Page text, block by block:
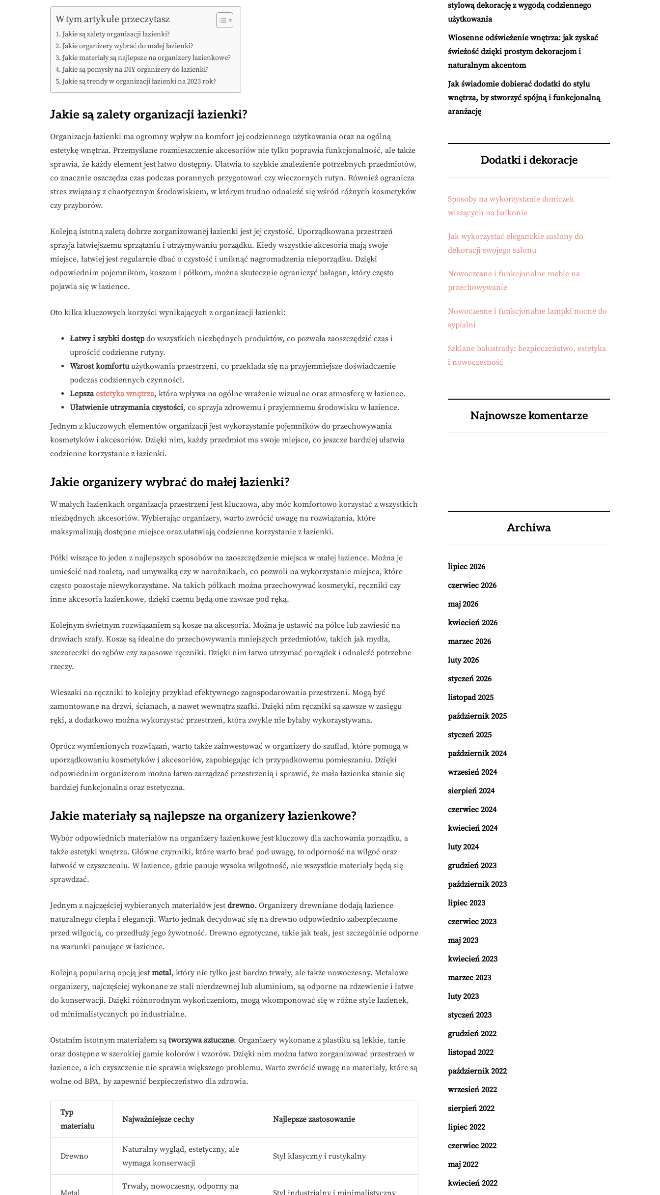
W tym artykule przeczytasz
Jakie są zalety organizacji łazienki?
Jakie organizery wybrać do małej łazienki?
Jakie materiały są najlepsze na organizery łazienkowe?
Jakie są pomysły na DIY organizery do łazienki?
Jakie są trendy w organizacji łazienki na 2023 rok?
Jakie są zalety organizacji łazienki?
Organizacja łazienki ma ogromny wpływ na komfort jej codziennego użytkowania oraz na ogólną
estetykę wnętrza. Przemyślane rozmieszczenie akcesoriów nie tylko poprawia funkcjonalność, ale także
sprawia, że każdy element jest łatwo dostępny. Ułatwia to szybkie znalezienie potrzebnych przedmiotów,
co znacznie oszczędza czas podczas porannych przygotowań czy wieczornych rutyn. Również ogranicza
stres związany z chaotycznym środowiskiem, w którym trudno odnaleźć się wśród różnych kosmetyków
czy przyborów.
Kolejną istotną zaletą dobrze zorganizowanej łazienki jest jej czystość. Uporządkowana przestrzeń
sprzyja łatwiejszemu sprzątaniu i utrzymywaniu porządku. Kiedy wszystkie akcesoria mają swoje
miejsce, łatwiej jest regularnie dbać o czystość i uniknąć nagromadzenia nieporządku. Dzięki
odpowiednim pojemnikom, koszom i półkom, można skutecznie ograniczyć bałagan, który często
pojawia się w łazience.
Oto kilka kluczowych korzyści wynikających z organizacji łazienki:
Łatwy i szybki dostępdo wszystkich niezbędnych produktów, co pozwala zaoszczędzić czas i
uprościć codzienne rutyny.
Wzrost komfortuużytkowania przestrzeni, co przekłada się na przyjemniejsze doświadczenie
podczas codziennych czynności.
Lepszaestetyka wnętrza, która wpływa na ogólne wrażenie wizualne oraz atmosferę w łazience.
Ułatwienie utrzymania czystości, co sprzyja zdrowemu i przyjemnemu środowisku w łazience.
Jednym z kluczowych elementów organizacji jest wykorzystanie pojemników do przechowywania
kosmetyków i akcesoriów. Dzięki nim, każdy przedmiot ma swoje miejsce, co jeszcze bardziej ułatwia
codzienne korzystanie z łazienki.
Jakie organizery wybrać do małej łazienki?
W małych łazienkach organizacja przestrzeni jest kluczowa, aby móc komfortowo korzystać z wszystkich
niezbędnych akcesoriów. Wybierając organizery, warto zwrócić uwagę na rozwiązania, które
maksymalizują dostępne miejsce oraz ułatwiają codzienne korzystanie z łazienki.
Półki wiszące to jeden z najlepszych sposobów na zaoszczędzenie miejsca w małej łazience. Można je
umieścić nad toaletą, nad umywalką czy w narożnikach, co pozwoli na wykorzystanie miejsca, które
często pozostaje niewykorzystane. Na takich półkach można przechowywać kosmetyki, ręczniki czy
inne akcesoria łazienkowe, dzięki czemu będą one zawsze pod ręką.
Kolejnym świetnym rozwiązaniem są kosze na akcesoria. Można je ustawić na półce lub zawiesić na
drzwiach szafy. Kosze są idealne do przechowywania mniejszych przedmiotów, takich jak mydła,
szczoteczki do zębów czy zapasowe ręczniki. Dzięki nim łatwo utrzymać porządek i odnaleźć potrzebne
rzeczy.
Wieszaki na ręczniki to kolejny przykład efektywnego zagospodarowania przestrzeni. Mogą być
zamontowane na drzwi, ścianach, a nawet wewnątrz szafki. Dzięki nim ręczniki są zawsze w zasięgu
ręki, a dodatkowo można wykorzystać przestrzeń, która zwykle nie byłaby wykorzystywana.
Oprócz wymienionych rozwiązań, warto także zainwestować w organizery do szuflad, które pomogą w
uporządkowaniu kosmetyków i akcesoriów, zapobiegając ich przypadkowemu pomieszaniu. Dzięki
odpowiednim organizerom można łatwo zarządzać przestrzenią i sprawić, że mała łazienka stanie się
bardziej funkcjonalna oraz estetyczna.
Jakie materiały są najlepsze na organizery łazienkowe?
Wybór odpowiednich materiałów na organizery łazienkowe jest kluczowy dla zachowania porządku, a
także estetyki wnętrza. Główne czynniki, które warto brać pod uwagę, to odporność na wilgoć oraz
łatwość w czyszczeniu. W łazience, gdzie panuje wysoka wilgotność, nie wszystkie materiały będą się
sprawdzać.
Jednym z najczęściej wybieranych materiałów jest drewno. Organizery drewniane dodają łazience
naturalnego ciepła i elegancji. Warto jednak decydować się na drewno odpowiednio zabezpieczone
przed wilgocią, co przedłuży jego żywotność. Drewno egzotyczne, takie jak teak, jest szczególnie odporne
na warunki panujące w łazience.
Kolejną popularną opcją jest metal, który nie tylko jest bardzo trwały, ale także nowoczesny. Metalowe
organizery, najczęściej wykonane ze stali nierdzewnej lub aluminium, są odporne na rdzewienie i łatwe
do konserwacji. Dzięki różnorodnym wykończeniom, mogą wkomponować się w różne style łazienek,
od minimalistycznych po industrialne.
Ostatnim istotnym materiałem są tworzywa sztuczne. Organizery wykonane z plastiku są lekkie, tanie
oraz dostępne w szerokiej gamie kolorów i wzorów. Dzięki nim można łatwo zorganizować przestrzeń w
łazience, a ich czyszczenie nie sprawia większego problemu. Warto zwrócić uwagę na materiały, które są
wolne od BPA, by zapewnić bezpieczeństwo dla zdrowia.
Typ
materiału
Najważniejsze cechy Najlepsze zastosowanie
Drewno
Naturalny wygląd, estetyczny, ale
wymaga konserwacji
Styl klasyczny i rustykalny
Trwały, nowoczesny, odporny na
stylową dekorację z wygodą codziennego
użytkowania
Wiosenne odświeżenie wnętrza: jak zyskać
świeżość dzięki prostym dekoracjom i
naturalnym akcentom
Jak świadomie dobierać dodatki do stylu
wnętrza, by stworzyć spójną i funkcjonalną
aranżację
Dodatki i dekoracje
Sposoby na wykorzystanie doniczek
wiszących na balkonie
Jak wykorzystać eleganckie zasłony do
dekoracji swojego salonu
Nowoczesne i funkcjonalne meble na
przechowywanie
Nowoczesne i funkcjonalne lampki nocne do
sypialni
Szklane balustrady: bezpieczeństwo, estetyka
i nowoczesność
Najnowsze komentarze
Archiwa
lipiec 2026
czerwiec 2026
maj 2026
kwiecień 2026
marzec 2026
luty 2026
styczeń 2026
listopad 2025
październik 2025
styczeń 2025
październik 2024
wrzesień 2024
sierpień 2024
czerwiec 2024
kwiecień 2024
luty 2024
grudzień 2023
październik 2023
lipiec 2023
czerwiec 2023
maj 2023
kwiecień 2023
marzec 2023
luty 2023
styczeń 2023
grudzień 2022
listopad 2022
październik 2022
wrzesień 2022
sierpień 2022
lipiec 2022
czerwiec 2022
maj 2022
kwiecień 2022